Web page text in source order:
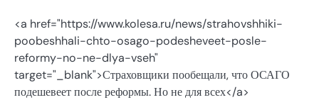
<a href="https://www.kolesa.ru/news/strahovshhiki-
poobeshhali-chto-osago-podesheveet-posle-
reformy-no-ne-dlya-vseh"
target="_blank">Страховщики пообещали, что ОСАГО
подешевеет после реформы. Но не для всех</a>